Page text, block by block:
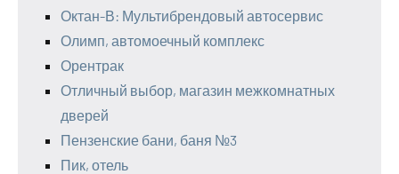
Октан-В: Мультибрендовый автосервис
Олимп, автомоечный комплекс
Орентрак
Отличный выбор, магазин межкомнатных
дверей
Пензенские бани, баня №3
Пик, отель